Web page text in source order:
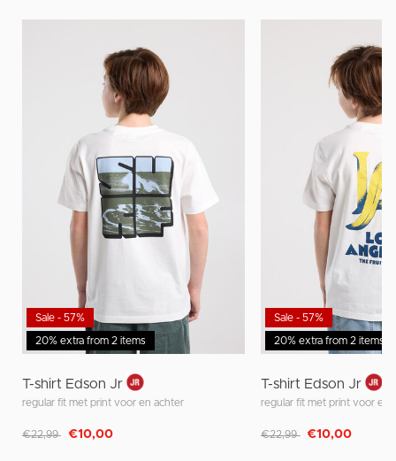
20% extra from 2 items
Sale - 57%
T-shirt Edson Jr
regular fit met print voor en achter
Afgeprijsd van
€22,99 naar
€10,00
20% extra from 2 items
Sale - 57%
T-shirt Edson Jr
regular fit met print voor en
Afgeprijsd van
€22,99 naar
€10,00